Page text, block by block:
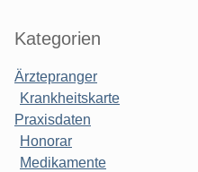
Kategorien
Ärztepranger
Krankheitskarte
Praxisdaten
Honorar
Medikamente